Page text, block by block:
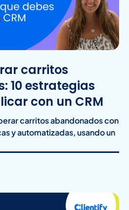
carritos
10 estrategias
con un CRM
carritos abandonados con
y automatizadas, usando un